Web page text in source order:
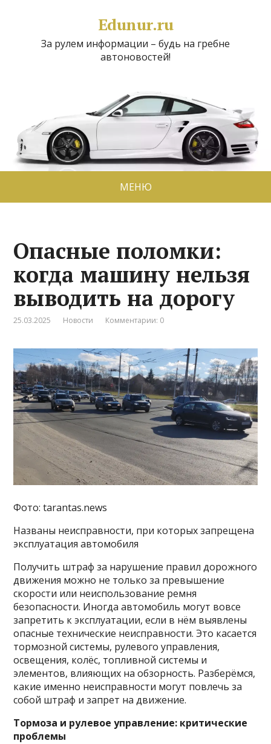
Edunur.ru
За рулем информации – будь на гребне
автоновостей!
МЕНЮ
Опасные поломки:
когда машину нельзя
выводить на дорогу
25.03.2025 Новости Комментарии: 0
Фото: tarantas.news
Названы неисправности, при которых запрещена
эксплуатация автомобиля
Получить штраф за нарушение правил дорожного
движения можно не только за превышение
скорости или неиспользование ремня
безопасности. Иногда автомобиль могут вовсе
запретить к эксплуатации, если в нём выявлены
опасные технические неисправности. Это касается
тормозной системы, рулевого управления,
освещения, колёс, топливной системы и
элементов, влияющих на обзорность. Разберёмся,
какие именно неисправности могут повлечь за
собой штраф и запрет на движение.
Тормоза и рулевое управление: критические
проблемы